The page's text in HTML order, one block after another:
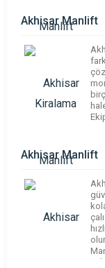
Akhisar Manlift
Akhisar Manlift